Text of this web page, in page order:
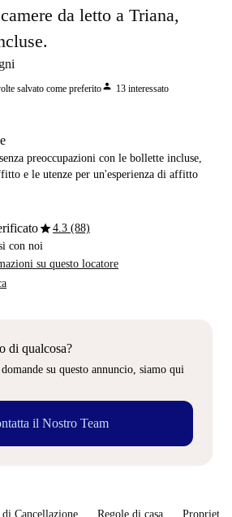
da letto a Triana,
salvato come preferitoperson 13 interessato
preoccupazioni con le bollette incluse,
e le utenze per un'esperienza di affitto
star4.3 (88)
con noi
su questo locatore
di qualcosa?
su questo annuncio, siamo qui
il Nostro Team
Cancellazione Regole di casa